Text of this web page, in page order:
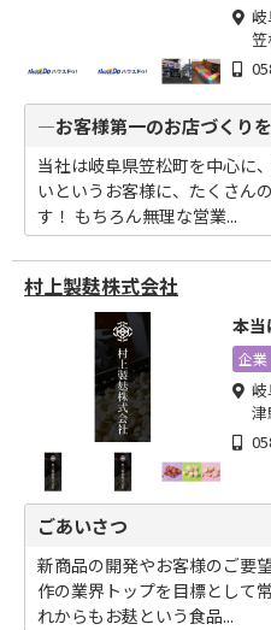
笠
―お客様第一のお店づくり
当社は岐阜県笠松町を中心に
いというお客様に、たくさん
す！ もちろん無理な営業...
村上製麸株式会社
本当
企
津
ごあいさつ
新商品の開発やお客様のご要
作の業界トップを目標として
れからもお麸という食品...